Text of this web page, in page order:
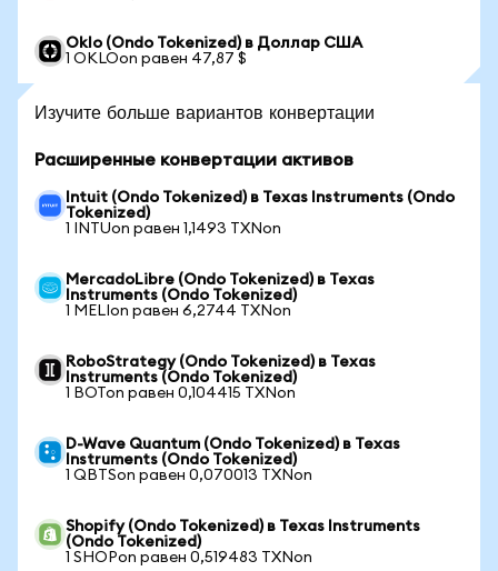
Oklo (Ondo Tokenized) в Доллар США
1 OKLOon равен 47,87 $
Изучите больше вариантов конвертации
Расширенные конвертации активов
Intuit (Ondo Tokenized) в Texas Instruments (Ondo
Tokenized)
1 INTUon равен 1,1493 TXNon
MercadoLibre (Ondo Tokenized) в Texas
Instruments (Ondo Tokenized)
1 MELIon равен 6,2744 TXNon
RoboStrategy (Ondo Tokenized) в Texas
Instruments (Ondo Tokenized)
1 BOTon равен 0,104415 TXNon
D-Wave Quantum (Ondo Tokenized) в Texas
Instruments (Ondo Tokenized)
1 QBTSon равен 0,070013 TXNon
Shopify (Ondo Tokenized) в Texas Instruments
(Ondo Tokenized)
1 SHOPon равен 0,519483 TXNon